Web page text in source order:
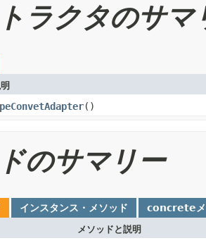
ラクタのサマ
()
のサマリー
インスタンス・メソッド concreteメ
メソッドと説明